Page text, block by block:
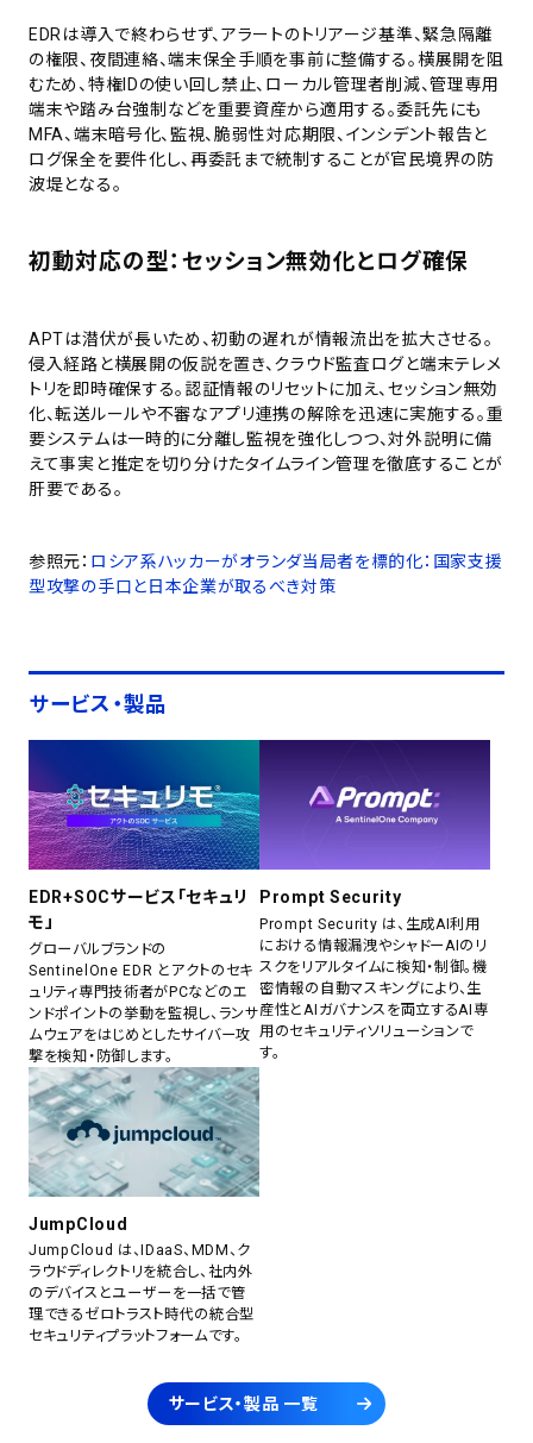
EDRは導入で終わらせず、アラートのトリアージ基準、緊急隔離
の権限、夜間連絡、端末保全手順を事前に整備する。横展開を阻
むため、特権IDの使い回し禁止、ローカル管理者削減、管理専用
端末や踏み台強制などを重要資産から適用する。委託先にも
MFA、端末暗号化、監視、脆弱性対応期限、インシデント報告と
ログ保全を要件化し、再委託まで統制することが官民境界の防
波堤となる。
初動対応の型：セッション無効化とログ確保
APTは潜伏が長いため、初動の遅れが情報流出を拡大させる。
侵入経路と横展開の仮説を置き、クラウド監査ログと端末テレメ
トリを即時確保する。認証情報のリセットに加え、セッション無効
化、転送ルールや不審なアプリ連携の解除を迅速に実施する。重
要システムは一時的に分離し監視を強化しつつ、対外説明に備
えて事実と推定を切り分けたタイムライン管理を徹底することが
肝要である。
参照元： ロシア系ハッカーがオランダ当局者を標的化：国家支援
型攻撃の手口と日本企業が取るべき対策
サービス・製品
EDR+SOCサービス「セキュリ
モ」
グローバルブランドの
SentinelOne EDR とアクトのセキ
ュリティ専門技術者がPCなどのエ
ンドポイントの挙動を監視し、ランサ
ムウェアをはじめとしたサイバー攻
撃を検知・防御します。
Prompt Security
Prompt Security は、生成AI利用
における情報漏洩やシャドーAIのリ
スクをリアルタイムに検知・制御。機
密情報の自動マスキングにより、生
産性とAIガバナンスを両立するAI専
用のセキュリティソリューションで
す。
JumpCloud
JumpCloud は、IDaaS、MDM、ク
ラウドディレクトリを統合し、社内外
のデバイスとユーザーを一括で管
理できるゼロトラスト時代の統合型
セキュリティプラットフォームです。
サービス・製品 一覧